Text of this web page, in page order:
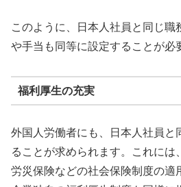
このように、日本人社員と同じ職
や手当も同等に設定することが必
福利厚生の充実
外国人労働者にも、日本人社員と
ることが求められます。これには
労災保険などの社会保険制度の適